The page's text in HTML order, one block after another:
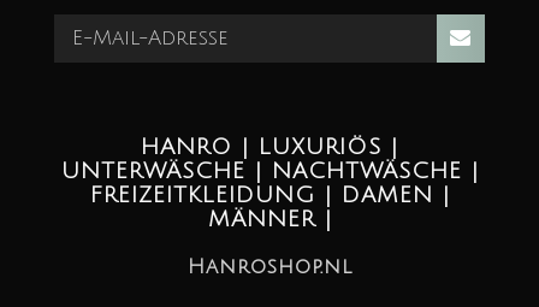
HANRO | LUXURIÖS |
UNTERWÄSCHE | NACHTWÄSCHE |
FREIZEITKLEIDUNG | DAMEN |
MÄNNER |
Hanroshop.nl